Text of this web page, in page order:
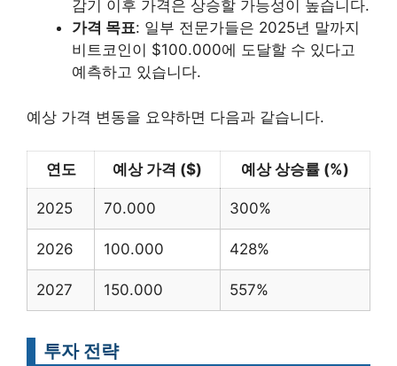
감기 이후 가격은 상승할 가능성이 높습니다.
가격 목표: 일부 전문가들은 2025년 말까지
비트코인이 $100.000에 도달할 수 있다고
예측하고 있습니다.
예상 가격 변동을 요약하면 다음과 같습니다.
연도 예상 가격 ($) 예상 상승률 (%)
2025 70.000 300%
2026 100.000 428%
2027 150.000 557%
투자 전략